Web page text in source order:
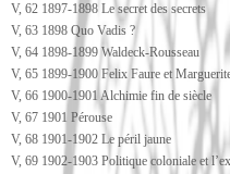
V, 62 1897-1898 Le secret des secrets
V, 63 1898 Quo Vadis ?
V, 64 1898-1899 Waldeck-Rousseau
V, 65 1899-1900 Felix Faure et
V, 66 1900-1901 Alchimie fin de siècle
V, 67 1901 Pérouse
V, 68 1901-1902 Le péril jaune
V, 69 1902-1903 Politique coloniale et